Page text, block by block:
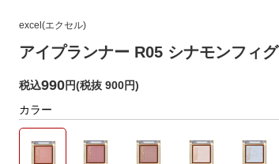
excel(エクセル)
アイプランナー R05 シナモンフィグ
税込990円(税抜 900円)
カラー